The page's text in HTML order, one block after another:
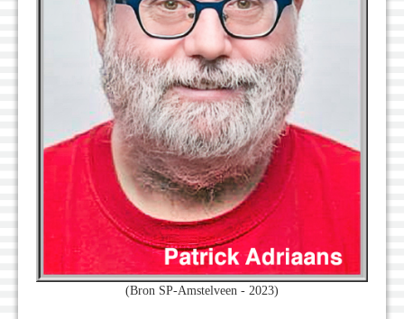
(Bron SP-Amstelveen - 2023)